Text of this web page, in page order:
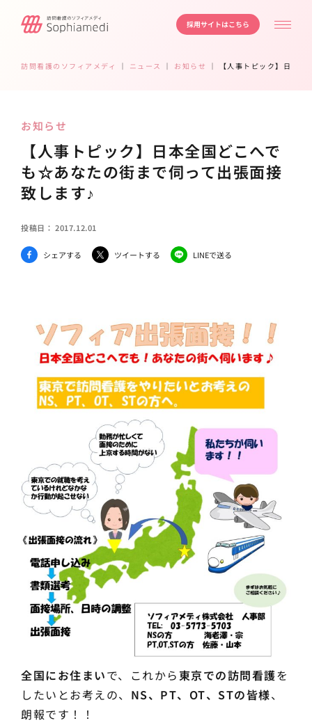
採用サイトはこちら
訪問看護のソフィアメディ ｜ ニュース ｜ お知らせ ｜ 【人事トピック】日本
お知らせ
【人事トピック】日本全国どこへで
も☆あなたの街まで伺って出張面接
致します♪
投稿日： 2017.12.01
シェアする ツイートする LINEで送る
全国にお住まいで、これから 東京での訪問看護を
したいとお考えの、 NS、PT、OT、STの皆様、
朗報です！！